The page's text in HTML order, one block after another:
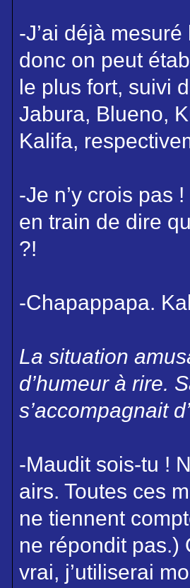
-J’ai déjà
donc on peut
le plus fort, suivi
Jabura, Blueno,
Kalifa,
-Je n’y crois pas
en train de dire
?!
-Chapappapa.
La situation
d’humeur à rire.
s’accompagnait
-Maudit sois-tu !
airs. Toutes ces
ne tiennent
ne répondit pas.)
vrai, j’utiliserai